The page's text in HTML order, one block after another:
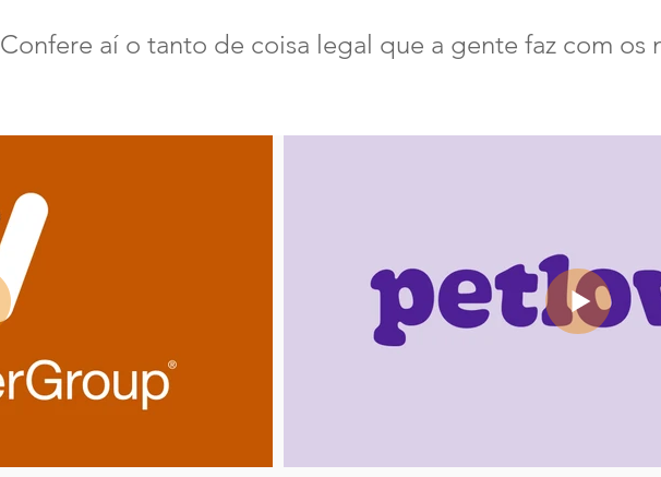
Confere aí o tanto de coisa legal que a gente faz com os